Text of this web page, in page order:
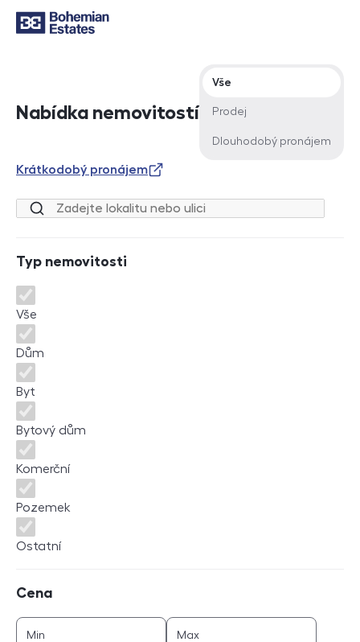
Nabídka nemovitostí
Typ nabídky
Vše
Prodej
Dlouhodobý pronájem
Krátkodobý pronájem
Lokalita nebo ulice
Typ nemovitosti
Typ nemovitosti
Vše
Dům
Byt
Bytový dům
Komerční
Pozemek
Ostatní
Cena
Min Maxcena (